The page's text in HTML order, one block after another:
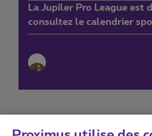
La Jupiler Pro League est
consultez le calendrier